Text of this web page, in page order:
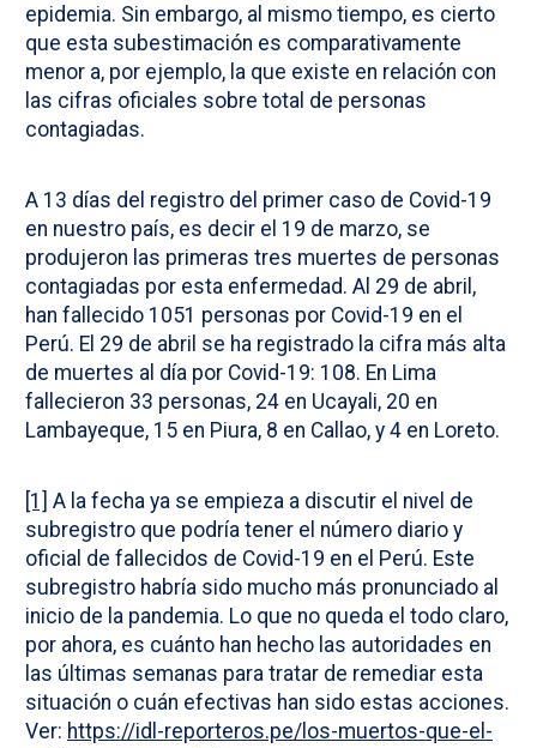
epidemia. Sin embargo, al mismo tiempo, es cierto
que esta subestimación es comparativamente
menor a, por ejemplo, la que existe en relación con
las cifras oficiales sobre total de personas
contagiadas.
A 13 días del registro del primer caso de Covid-19
en nuestro país, es decir el 19 de marzo, se
produjeron las primeras tres muertes de personas
contagiadas por esta enfermedad. Al 29 de abril,
han fallecido 1051 personas por Covid-19 en el
Perú. El 29 de abril se ha registrado la cifra más alta
de muertes al día por Covid-19: 108. En Lima
fallecieron 33 personas, 24 en Ucayali, 20 en
Lambayeque, 15 en Piura, 8 en Callao, y 4 en Loreto.
[1]
A la fecha ya se empieza a discutir el nivel de
subregistro que podría tener el número diario y
oficial de fallecidos de Covid-19 en el Perú. Este
subregistro habría sido mucho más pronunciado al
inicio de la pandemia. Lo que no queda el todo claro,
por ahora, es cuánto han hecho las autoridades en
las últimas semanas para tratar de remediar esta
situación o cuán efectivas han sido estas acciones.
Ver: https://idl-reporteros.pe/los-muertos-que-el-